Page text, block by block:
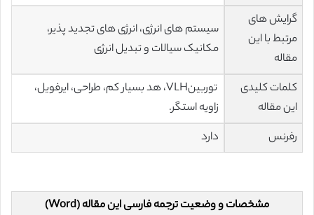
گرایش های
مرتبط با این
مقاله
سیستم های انرژی، انرژی های تجدید پذیر،
مکانیک سیالات و تبدیل انرژی
کلمات کلیدی
این مقاله
توربینVLH، هد بسیار کم، طراحی، ایرفویل،
زاویه استگر.
رفرنس
دارد
مشخصات و وضعیت ترجمه فارسی این مقاله (Word)